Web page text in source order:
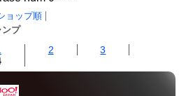
ョップ順
ンプ
2
3